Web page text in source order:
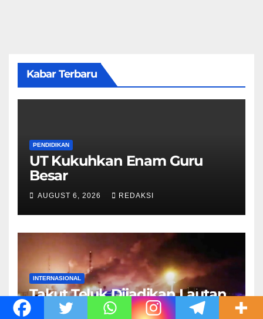
Kabar Terbaru
PENDIDIKAN
UT Kukuhkan Enam Guru
Besar
AUGUST 6, 2026 REDAKSI
INTERNASIONAL
Takut Teluk Dijadikan Lautan
Api, Trump Batalkan